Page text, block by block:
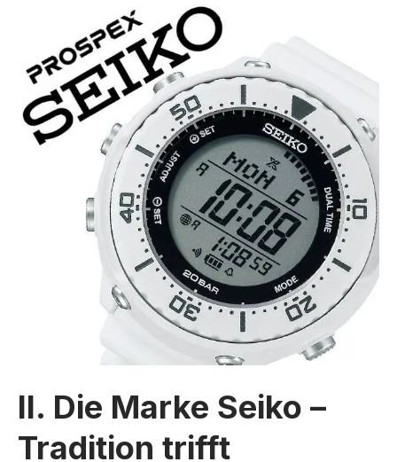
II. Die Marke Seiko –
Tradition trifft